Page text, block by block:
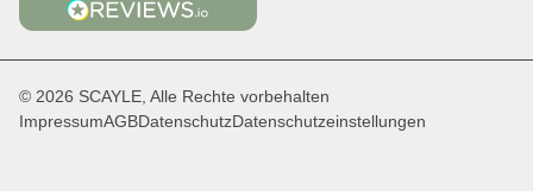
© 2026 SCAYLE, Alle Rechte vorbehalten
ImpressumAGBDatenschutzDatenschutzeinstellungen